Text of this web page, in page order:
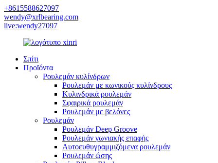
+8615588627097
wendy@xrlbearing.com
live:wendy27097
Σπίτι
Προϊόντα
Ρουλεμάν κυλίνδρων
Ρουλεμάν με κωνικούς κυλίνδρους
Κυλινδρικά ρουλεμάν
Σφαιρικά ρουλεμάν
Ρουλεμάν με βελόνες
Ρουλεμάν
Ρουλεμάν Deep Groove
Ρουλεμάν γωνιακής επαφής
Αυτοευθυγραμμιζόμενα ρουλεμάν
Ρουλεμάν ώσης